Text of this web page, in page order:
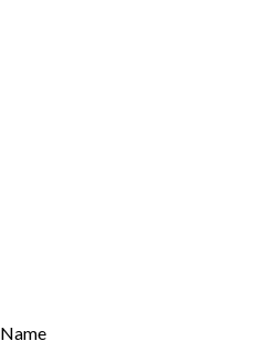
Name